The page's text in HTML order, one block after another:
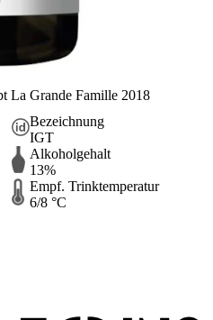
La Grande Famille 2018
Bezeichnung
IGT
Alkoholgehalt
13%
Empf. Trinktemperatur
6/8 °C